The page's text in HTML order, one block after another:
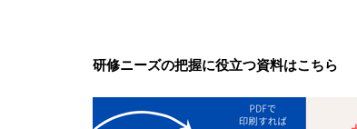
研修ニーズの把握に役立つ資料はこちら